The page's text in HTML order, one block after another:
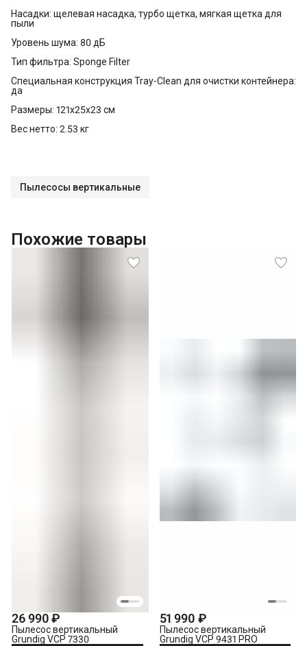
Насадки: щелевая насадка, турбо щетка, мягкая щетка для
пыли
Уровень шума: 80 дБ
Тип фильтра: Sponge Filter
Специальная конструкция Tray-Clean для очистки контейнера:
да
Размеры: 121х25х23 см
Вес нетто: 2.53 кг
Пылесосы вертикальные
Похожие товары
26 990 ₽
Пылесос вертикальный
Grundig VCP 7330
51 990 ₽
Пылесос вертикальный
Grundig VCP 9431 PRO